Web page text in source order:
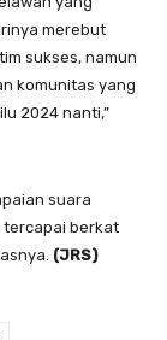
merebut
sukses, namun
komunitas yang
2024 nanti,”
suara
tercapai berkat
(JRS)